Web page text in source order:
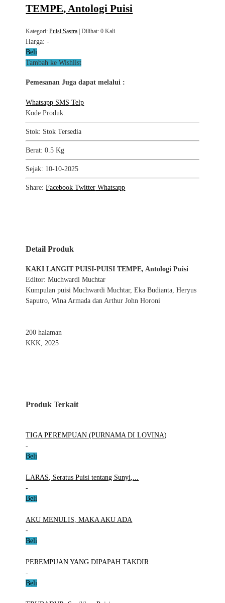
TEMPE, Antologi Puisi
Kategori:Puisi,Sastra | Dilihat: 0 Kali
Harga:-
Beli
Tambah ke Wishlist
Pemesanan Juga dapat melalui :
Whatsapp SMS Telp
Kode Produk:
Stok: Stok Tersedia
Berat: 0.5 Kg
Sejak: 10-10-2025
Share:Facebook Twitter Whatsapp
Detail Produk
KAKI LANGIT PUISI-PUISI TEMPE, Antologi Puisi
Editor: Muchwardi Muchtar
Kumpulan puisi Muchwardi Muchtar, Eka Budianta, Heryus
Saputro, Wina Armada dan Arthur John Horoni
200 halaman
KKK, 2025
Produk Terkait
TIGA PEREMPUAN (PURNAMA DI LOVINA)
-
Beli
LARAS, Seratus Puisi tentang Sunyi,...
-
Beli
AKU MENULIS, MAKA AKU ADA
-
Beli
PEREMPUAN YANG DIPAPAH TAKDIR
-
Beli